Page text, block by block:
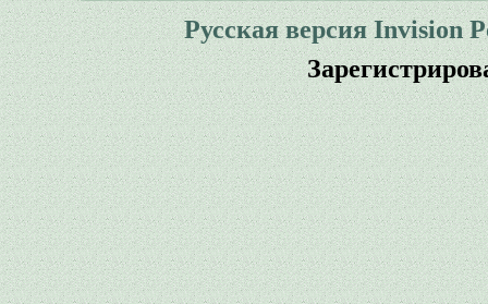
Русская версия Invision